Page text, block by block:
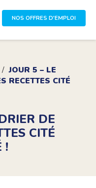
NOS OFFRES D'EMPLOI
JOUR 5 – LE
RECETTES CITÉ
DE
CITÉ
!